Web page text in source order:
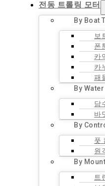
전동 트롤링 모터
By Boat
보
폰
카
카
패
By
담
바
By
풋
원
By
트